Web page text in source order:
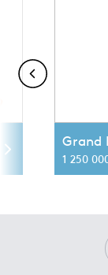
Grand
1 250